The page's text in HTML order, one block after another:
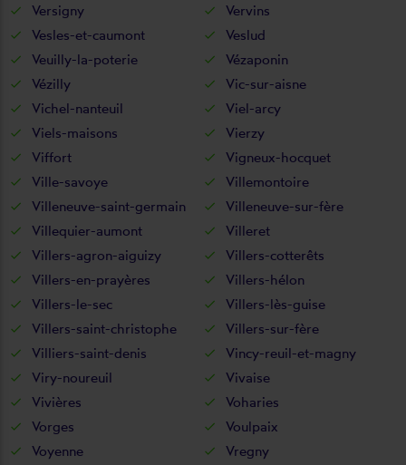
Versigny
Vervins
Vesles-et-caumont
Veslud
Veuilly-la-poterie
Vézaponin
Vézilly
Vic-sur-aisne
Vichel-nanteuil
Viel-arcy
Viels-maisons
Vierzy
Viffort
Vigneux-hocquet
Ville-savoye
Villemontoire
Villeneuve-saint-germain
Villeneuve-sur-fère
Villequier-aumont
Villeret
Villers-agron-aiguizy
Villers-cotterêts
Villers-en-prayères
Villers-hélon
Villers-le-sec
Villers-lès-guise
Villers-saint-christophe
Villers-sur-fère
Villiers-saint-denis
Vincy-reuil-et-magny
Viry-noureuil
Vivaise
Vivières
Voharies
Vorges
Voulpaix
Voyenne
Vregny